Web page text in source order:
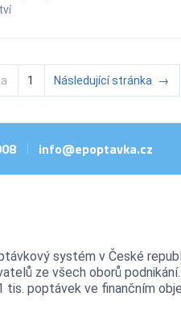
1 Následující stránka →
| info@epoptavka.cz
systém v České
ze všech oborů podnikání.
tis. poptávek ve finančním